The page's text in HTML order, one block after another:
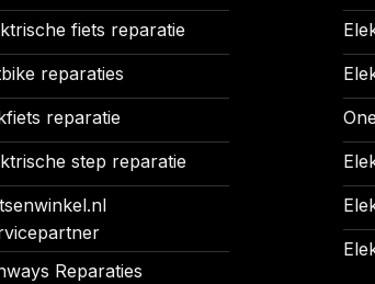
fiets reparatie
reparaties
reparatie
step reparatie
Reparaties